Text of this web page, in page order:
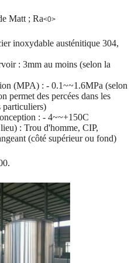
Matt ; Ra<0>
inoxydable austénitique 304,
: 3mm au moins (selon la
(MPA) : - 0.1~~1.6MPa (selon
permet des percées dans les
particuliers)
: - 4~~+150C
: Trou d'homme, CIP,
(côté supérieur ou fond)